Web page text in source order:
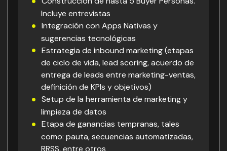
Incluye entrevistas
Integración con Apps Nativas y
sugerencias tecnológicas
Estrategia de inbound marketing (etapas
de ciclo de vida, lead scoring, acuerdo de
entrega de leads entre marketing-ventas,
definición de KPIs y objetivos)
Setup de la herramienta de marketing y
limpieza de datos
Etapa de ganancias tempranas, tales
como: pauta, secuencias automatizadas,